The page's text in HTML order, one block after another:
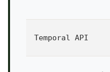
Temporal API